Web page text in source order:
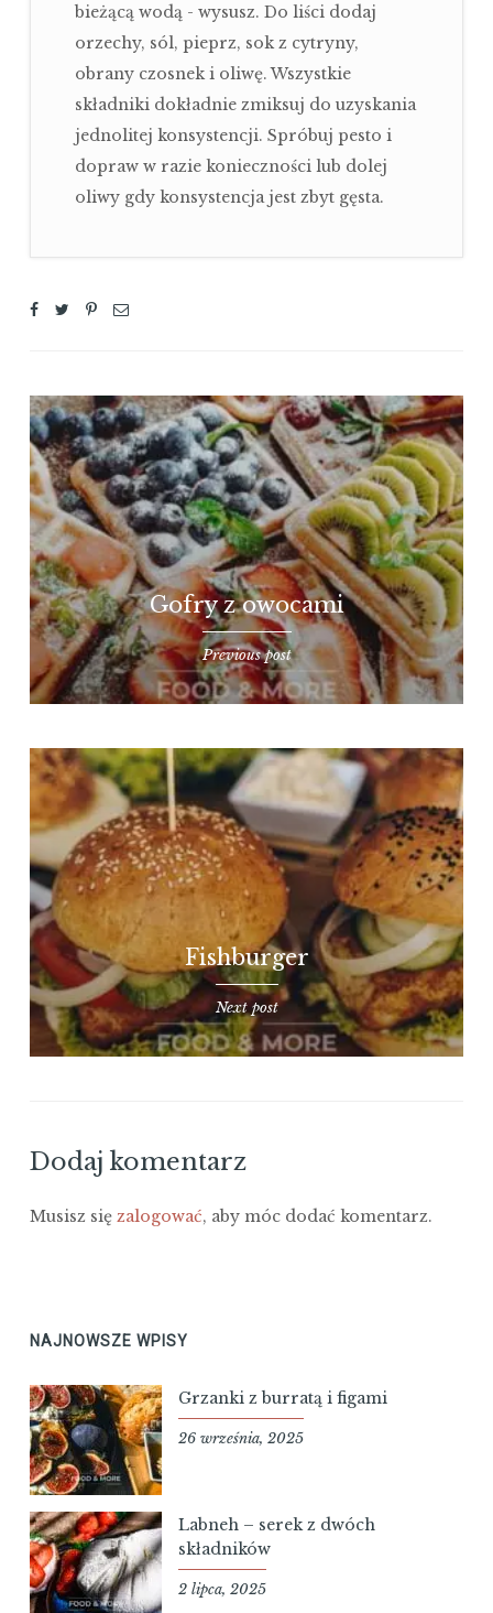
bieżącą wodą - wysusz. Do liści dodaj
orzechy, sól, pieprz, sok z cytryny,
obrany czosnek i oliwę. Wszystkie
składniki dokładnie zmiksuj do uzyskania
jednolitej konsystencji. Spróbuj pesto i
dopraw w razie konieczności lub dolej
oliwy gdy konsystencja jest zbyt gęsta.
Gofry z owocami
Previous post
Fishburger
Next post
Dodaj komentarz
Musisz się zalogować, aby móc dodać komentarz.
NAJNOWSZE WPISY
Grzanki z burratą i figami
26 września, 2025
Labneh – serek z dwóch
składników
2 lipca, 2025